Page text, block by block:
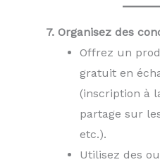
7. Organisez des
Offrez un
gratuit en
(inscription à
partage sur
etc.).
Utilisez des